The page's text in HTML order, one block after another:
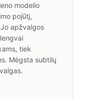
modelio
pojūtį,
apžvalgos
tiek
Mėgsta subtilų